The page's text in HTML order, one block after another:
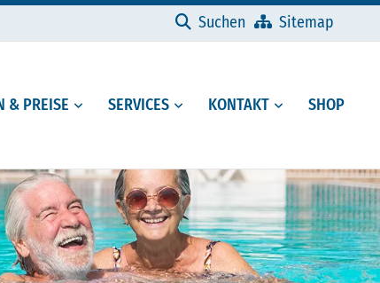
Navigation überspringen
Suchen
Sitemap
& PREISE SERVICES KONTAKT SHOP